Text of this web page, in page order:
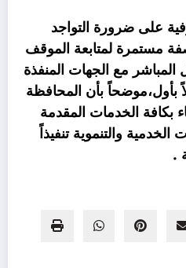
على ضرورة التواجد
مستمرة لمتابعة الموقف
المباشر مع الجهات المنفذة
بأول،موضحاً بأن المحافظة
بكافة الخدمات المقدمة
والتنموية تنفيذاً
.